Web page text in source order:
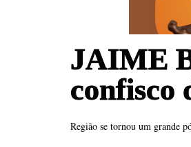
JAIME
confisco
Região se tornou um grande